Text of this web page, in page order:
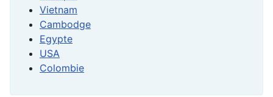
Vietnam
Cambodge
Egypte
USA
Colombie